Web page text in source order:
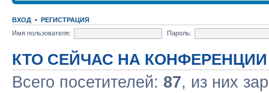
ВХОД • РЕГИСТРАЦИЯ
Имя пользователя:
Пароль:
КТО СЕЙЧАС НА КОНФЕРЕНЦИИ
Всего посетителей: 87, из них